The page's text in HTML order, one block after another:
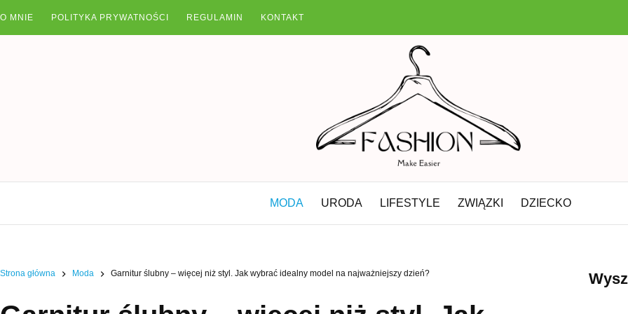
O MNIE POLITYKA PRYWATNOŚCI REGULAMIN KONTAKT
MODA URODA LIFESTYLE ZWIĄZKI DZIECKO
Strona główna Moda Garnitur ślubny – więcej niż styl. Jak wybrać idealny model na najważniejszy dzień?